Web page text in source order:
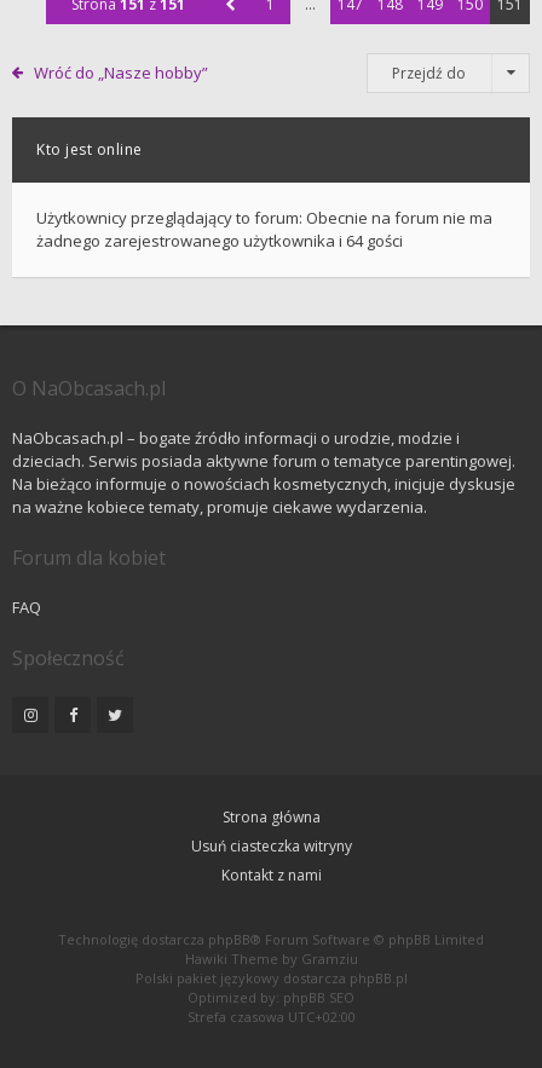
Wróć do „Nasze hobby” Przejdź do
Kto jest online
Użytkownicy przeglądający to forum: Obecnie na forum nie ma
żadnego zarejestrowanego użytkownika i 64 gości
O NaObcasach.pl
NaObcasach.pl – bogate źródło informacji o urodzie, modzie i
dzieciach. Serwis posiada aktywne forum o tematyce parentingowej.
Na bieżąco informuje o nowościach kosmetycznych, inicjuje dyskusje
na ważne kobiece tematy, promuje ciekawe wydarzenia.
Forum dla kobiet
FAQ
Społeczność
Strona główna
Usuń ciasteczka witryny
Kontakt z nami
Technologię dostarcza phpBB® Forum Software © phpBB Limited
Hawiki Theme by Gramziu
Polski pakiet językowy dostarcza phpBB.pl
Optimized by: phpBB SEO
Strefa czasowa UTC+02:00